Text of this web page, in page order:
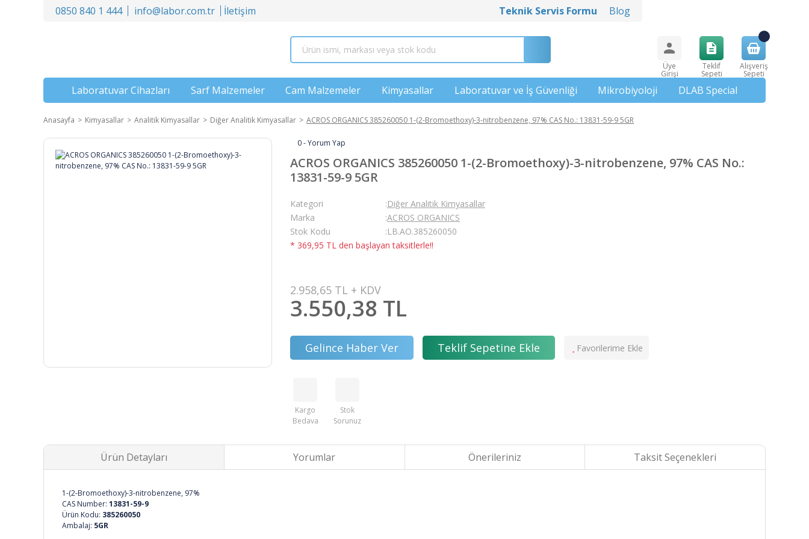
0850 840 1 444 info@labor.com.tr İletişim Teknik Servis Formu Blog
Üye
Girişi
Teklif
Sepeti
Alışveriş
Sepeti
Laboratuvar Cihazları Sarf Malzemeler Cam Malzemeler Kimyasallar Laboratuvar ve İş Güvenliği Mikrobiyoloji DLAB Special
Anasayfa Kimyasallar Analitik Kimyasallar Diğer Analitik Kimyasallar ACROS ORGANICS 385260050 1-(2-Bromoethoxy)-3-nitrobenzene, 97% CAS No.: 13831-59-9 5GR
0 - Yorum Yap
ACROS ORGANICS 385260050 1-(2-Bromoethoxy)-3-nitrobenzene, 97% CAS No.:
13831-59-9 5GR
Kategori
Diğer Analitik Kimyasallar
Marka
ACROS ORGANICS
Stok Kodu
LB.AO.385260050
* 369,95 TL den başlayan taksitlerle!!
2.958,65 TL + KDV
3.550,38 TL
Gelince Haber Ver Teklif Sepetine Ekle
Kargo
Bedava
Stok
Sorunuz
Ürün Detayları Yorumlar Önerileriniz Taksit Seçenekleri
1-(2-Bromoethoxy)-3-nitrobenzene, 97%
CAS Number: 13831-59-9
Ürün Kodu: 385260050
Ambalaj: 5GR